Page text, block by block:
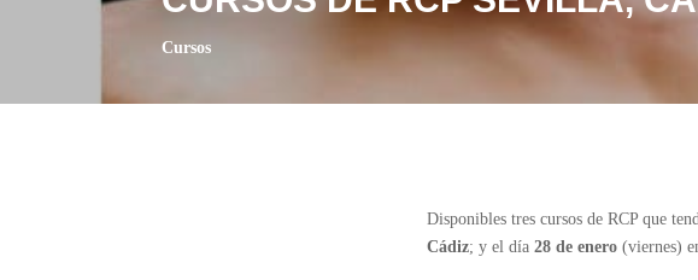
Cursos
Disponibles tres cursos de RCP que
Cádiz; y el día 28 de enero (viernes)